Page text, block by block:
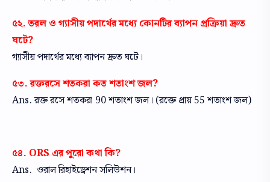
৫২. তরল ও গ্যাসীয় পদার্থের মধ্যে কোনটির ব্যাপন প্রক্রিয়া দ্রুত
ঘটে?
গ্যাসীয় পদার্থের মধ্যে ব্যাপন দ্রুত ঘটে।
৫৩. রক্তরসে শতকরা কত শতাংশ জল?
Ans. রক্ত রসে শতকরা 90 শতাংশ জল। (রক্তে প্রায় 55 শতাংশ জল)
৫৪. ORS এর পুরো কথা কি?
Ans. ওরাল রিহাইড্রেশন সলিউশন।